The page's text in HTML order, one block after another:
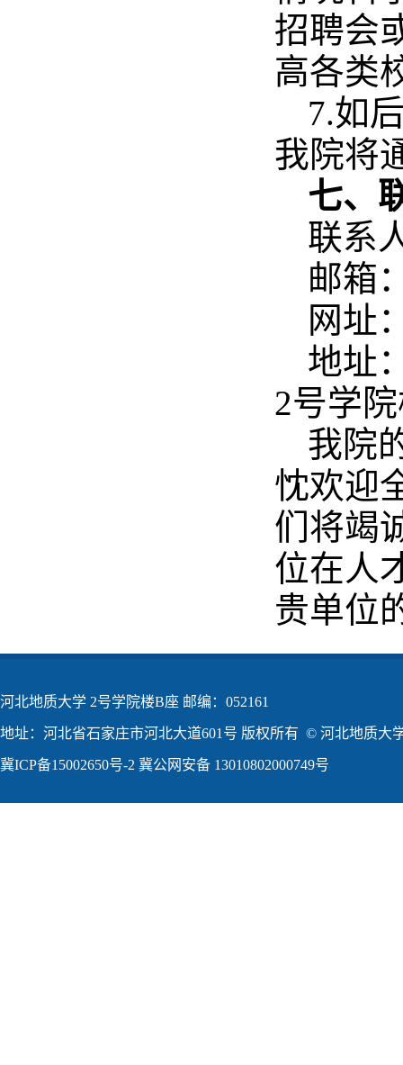
招聘会
高各类
7.如
我院将
七、
联系
邮箱
网址
地址
2号学
我院
忱欢迎
们将竭
位在人
贵单位
河北地质大学 2号学院楼B座 邮编：052161
地址：河北省石家庄市河北大道601号 版权所有 © 河北地质大
冀ICP备15002650号-2 冀公网安备 13010802000749号